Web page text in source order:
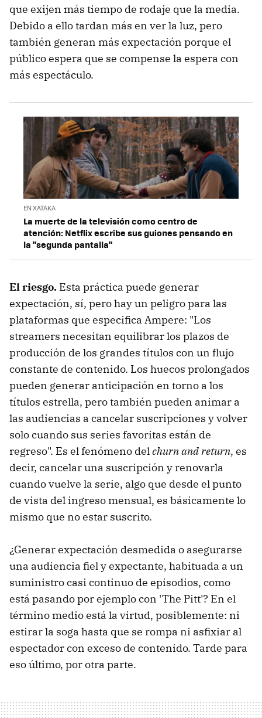
que exijen más tiempo de rodaje que la media.
Debido a ello tardan más en ver la luz, pero
también generan más expectación porque el
público espera que se compense la espera con
más espectáculo.
EN XATAKA
La muerte de la televisión como centro de
atención: Netflix escribe sus guiones pensando en
la "segunda pantalla"
El riesgo. Esta práctica puede generar
expectación, sí, pero hay un peligro para las
plataformas que especifica Ampere: "Los
streamers necesitan equilibrar los plazos de
producción de los grandes títulos con un flujo
constante de contenido. Los huecos prolongados
pueden generar anticipación en torno a los
títulos estrella, pero también pueden animar a
las audiencias a cancelar suscripciones y volver
solo cuando sus series favoritas están de
regreso". Es el fenómeno delchurn and return, es
decir, cancelar una suscripción y renovarla
cuando vuelve la serie, algo que desde el punto
de vista del ingreso mensual, es básicamente lo
mismo que no estar suscrito.
¿Generar expectación desmedida o asegurarse
una audiencia fiel y expectante, habituada a un
suministro casi continuo de episodios, como
está pasando por ejemplo con 'The Pitt'? En el
término medio está la virtud, posiblemente: ni
estirar la soga hasta que se rompa ni asfixiar al
espectador con exceso de contenido. Tarde para
eso último, por otra parte.